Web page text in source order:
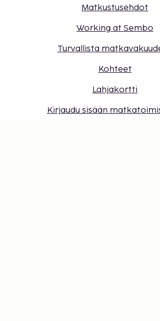
Matkustusehdot
Working at Sembo
Turvallista
Kohteet
Lahjakortti
Kirjaudu sisään